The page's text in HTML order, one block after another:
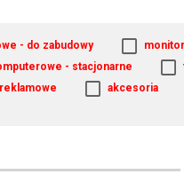
- do zabudowy
- stacjonarne
akcesoria